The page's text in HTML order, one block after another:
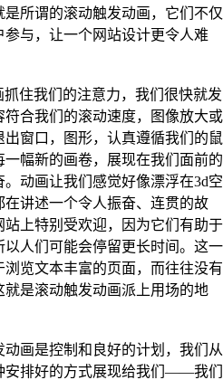
所谓的滚动触发动画，它们不仅
与，让一个网站设计更令人难
抓住我们的注意力，我们很快就发
合我们的滚动速度，图像放大或
窗口，图形，认真遵循我们的鼠
幅新的画卷，展现在我们面前的
动画让我们感觉好像漂浮在3d空
讲述一个令人振奋、连贯的故
上特别受欢迎，因为它们有助于
人们可能会停留更长时间。这一
览文本丰富的页面，而往往没有
是滚动触发动画派上用场的地
画是控制和良好的计划，我们从
安排好的方式展现给我们——我们